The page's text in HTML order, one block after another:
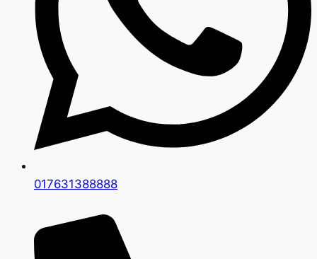
017631388888